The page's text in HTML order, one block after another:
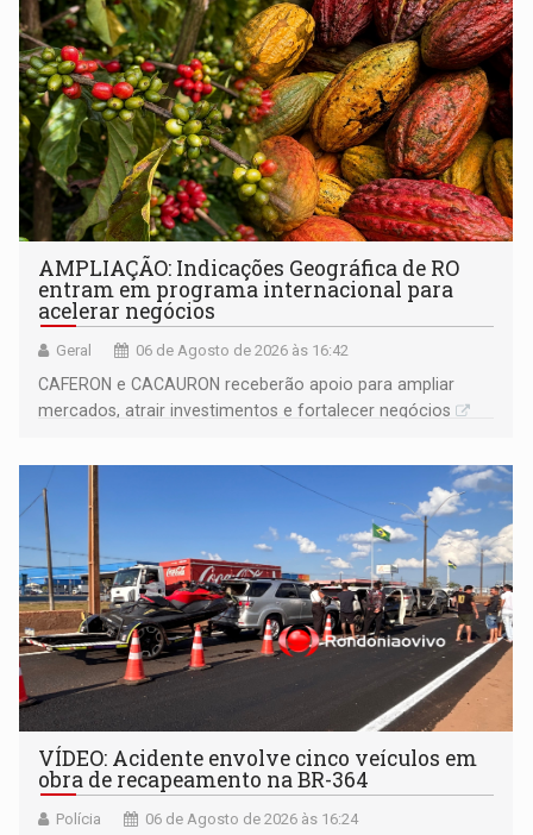
AMPLIAÇÃO: Indicações Geográfica de RO
entram em programa internacional para
acelerar negócios
Geral 06 de Agosto de 2026 às 16:42
CAFERON e CACAURON receberão apoio para ampliar
mercados, atrair investimentos e fortalecer negócios
VÍDEO: Acidente envolve cinco veículos em
obra de recapeamento na BR-364
Polícia 06 de Agosto de 2026 às 16:24